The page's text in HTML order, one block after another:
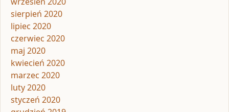
sierpień 2020
lipiec 2020
czerwiec 2020
maj 2020
kwiecień 2020
marzec 2020
luty 2020
styczeń 2020